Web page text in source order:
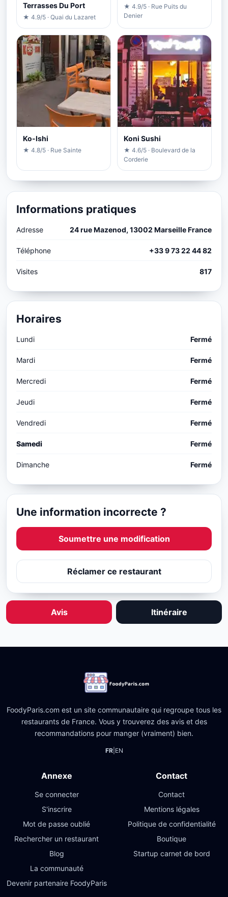
Terrasses Du Port
★ 4.9/5 · Quai du Lazaret
★ 4.9/5 · Rue Puits du
Denier
Ko-Ishi
★ 4.8/5 · Rue Sainte
Koni Sushi
★ 4.6/5 · Boulevard de la
Corderie
Informations pratiques
Adresse 24 rue Mazenod, 13002 Marseille France
Téléphone +33 9 73 22 44 82
Visites 817
Horaires
Lundi Fermé
Mardi Fermé
Mercredi Fermé
Jeudi Fermé
Vendredi Fermé
Samedi Fermé
Dimanche Fermé
Une information incorrecte ?
Soumettre une modification
Réclamer ce restaurant
Avis Itinéraire
FoodyParis.com est un site communautaire qui regroupe tous les
restaurants de France. Vous y trouverez des avis et des
recommandations pour manger (vraiment) bien.
FR| EN
Annexe
Se connecter
S'inscrire
Mot de passe oublié
Rechercher un restaurant
Blog
La communauté
Devenir partenaire FoodyParis
Contact
Contact
Mentions légales
Politique de confidentialité
Boutique
Startup carnet de bord